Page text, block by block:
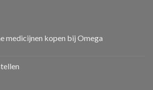
medicijnen kopen bij Omega